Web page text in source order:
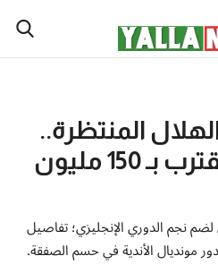
المنتظرة..
نجم البريميرليج يقترب بـ 150 مليون
نجم الدوري الإنجليزي؛ تفاصيل
مونديال الأندية في حسم الصفقة.